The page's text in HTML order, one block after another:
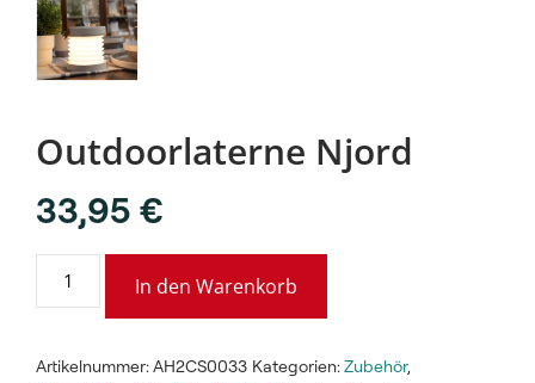
Outdoorlaterne Njord
33,95 €
In den Warenkorb
Artikelnummer:AH2CS0033 Kategorien:Zubehör,